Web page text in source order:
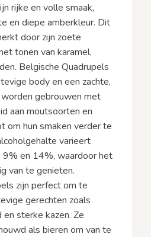
rijke en volle smaak,
en diepe amberkleur. Dit
door zijn zoete
tonen van karamel,
Belgische Quadrupels
body en een zachte,
gebrouwen met
aan moutsoorten en
om hun smaken verder te
varieert
en 14%, waardoor het
van te genieten.
zijn perfect om te
gerechten zoals
sterke kazen. Ze
als bieren om van te